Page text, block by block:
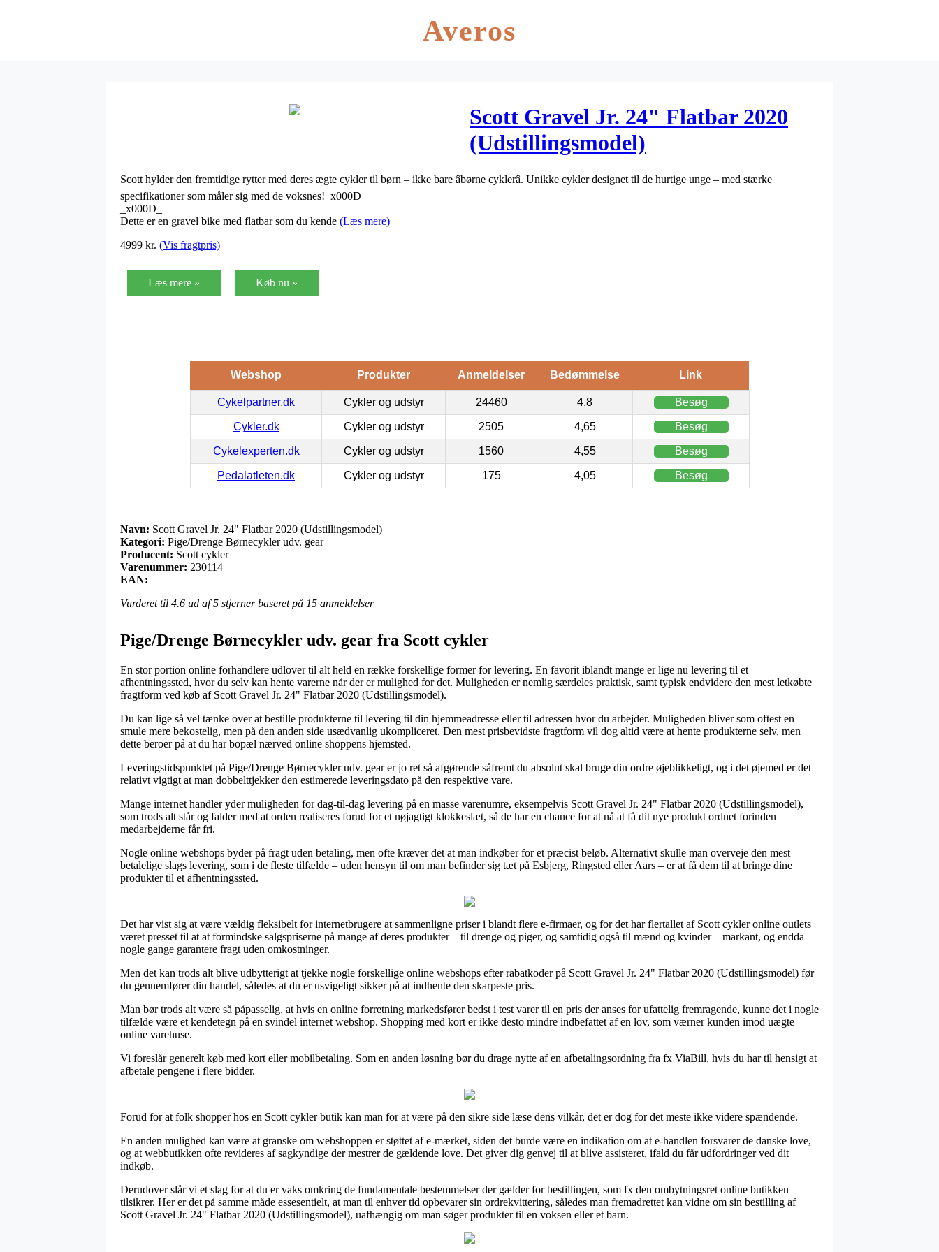
Averos
Scott Gravel Jr. 24" Flatbar 2020
(Udstillingsmodel)
Scott hylder den fremtidige rytter med deres ægte cykler til børn – ikke bare âbørne cyklerâ. Unikke cykler designet til de hurtige unge – med stærke
specifikationer som måler sig med de voksnes!_x000D_
_x000D_
Dette er en gravel bike med flatbar som du kende (Læs mere)
4999 kr. (Vis fragtpris)
Læs mere » Køb nu »
Webshop Produkter Anmeldelser Bedømmelse Link
Cykelpartner.dk Cykler og udstyr 24460 4,8 Besøg
Cykler.dk Cykler og udstyr 2505 4,65 Besøg
Cykelexperten.dk Cykler og udstyr 1560 4,55 Besøg
Pedalatleten.dk Cykler og udstyr 175 4,05 Besøg
Navn: Scott Gravel Jr. 24" Flatbar 2020 (Udstillingsmodel)
Kategori: Pige/Drenge Børnecykler udv. gear
Producent: Scott cykler
Varenummer: 230114
EAN:
Vurderet til 4.6 ud af 5 stjerner baseret på 15 anmeldelser
Pige/Drenge Børnecykler udv. gear fra Scott cykler
En stor portion online forhandlere udlover til alt held en række forskellige former for levering. En favorit iblandt mange er lige nu levering til et
afhentningssted, hvor du selv kan hente varerne når der er mulighed for det. Muligheden er nemlig særdeles praktisk, samt typisk endvidere den mest letkøbte
fragtform ved køb af Scott Gravel Jr. 24" Flatbar 2020 (Udstillingsmodel).
Du kan lige så vel tænke over at bestille produkterne til levering til din hjemmeadresse eller til adressen hvor du arbejder. Muligheden bliver som oftest en
smule mere bekostelig, men på den anden side usædvanlig ukompliceret. Den mest prisbevidste fragtform vil dog altid være at hente produkterne selv, men
dette beroer på at du har bopæl nærved online shoppens hjemsted.
Leveringstidspunktet på Pige/Drenge Børnecykler udv. gear er jo ret så afgørende såfremt du absolut skal bruge din ordre øjeblikkeligt, og i det øjemed er det
relativt vigtigt at man dobbelttjekker den estimerede leveringsdato på den respektive vare.
Mange internet handler yder muligheden for dag-til-dag levering på en masse varenumre, eksempelvis Scott Gravel Jr. 24" Flatbar 2020 (Udstillingsmodel),
som trods alt står og falder med at orden realiseres forud for et nøjagtigt klokkeslæt, så de har en chance for at nå at få dit nye produkt ordnet forinden
medarbejderne får fri.
Nogle online webshops byder på fragt uden betaling, men ofte kræver det at man indkøber for et præcist beløb. Alternativt skulle man overveje den mest
betalelige slags levering, som i de fleste tilfælde – uden hensyn til om man befinder sig tæt på Esbjerg, Ringsted eller Aars – er at få dem til at bringe dine
produkter til et afhentningssted.
Det har vist sig at være vældig fleksibelt for internetbrugere at sammenligne priser i blandt flere e-firmaer, og for det har flertallet af Scott cykler online outlets
været presset til at at formindske salgspriserne på mange af deres produkter – til drenge og piger, og samtidig også til mænd og kvinder – markant, og endda
nogle gange garantere fragt uden omkostninger.
Men det kan trods alt blive udbytterigt at tjekke nogle forskellige online webshops efter rabatkoder på Scott Gravel Jr. 24" Flatbar 2020 (Udstillingsmodel) før
du gennemfører din handel, således at du er usvigeligt sikker på at indhente den skarpeste pris.
Man bør trods alt være så påpasselig, at hvis en online forretning markedsfører bedst i test varer til en pris der anses for ufattelig fremragende, kunne det i nogle
tilfælde være et kendetegn på en svindel internet webshop. Shopping med kort er ikke desto mindre indbefattet af en lov, som værner kunden imod uægte
online varehuse.
Vi foreslår generelt køb med kort eller mobilbetaling. Som en anden løsning bør du drage nytte af en afbetalingsordning fra fx ViaBill, hvis du har til hensigt at
afbetale pengene i flere bidder.
Forud for at folk shopper hos en Scott cykler butik kan man for at være på den sikre side læse dens vilkår, det er dog for det meste ikke videre spændende.
En anden mulighed kan være at granske om webshoppen er støttet af e-mærket, siden det burde være en indikation om at e-handlen forsvarer de danske love,
og at webbutikken ofte revideres af sagkyndige der mestrer de gældende love. Det giver dig genvej til at blive assisteret, ifald du får udfordringer ved dit
indkøb.
Derudover slår vi et slag for at du er vaks omkring de fundamentale bestemmelser der gælder for bestillingen, som fx den ombytningsret online butikken
tilsikrer. Her er det på samme måde essesentielt, at man til enhver tid opbevarer sin ordrekvittering, således man fremadrettet kan vidne om sin bestilling af
Scott Gravel Jr. 24" Flatbar 2020 (Udstillingsmodel), uafhængig om man søger produkter til en voksen eller et barn.